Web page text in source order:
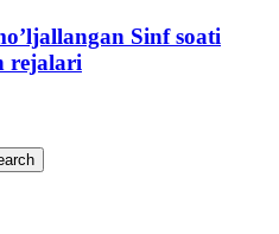
Sinf soati
rejalari